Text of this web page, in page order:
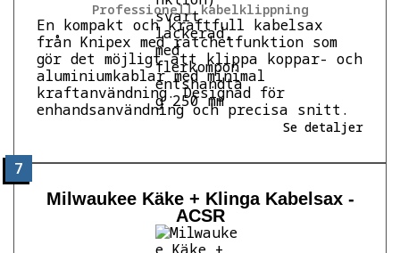
Professionell kabelklippning
En kompakt och kraftfull kabelsax
från Knipex med ratchetfunktion som
gör det möjligt att klippa koppar- och
aluminiumkablar med minimal
kraftanvändning. Designad för
enhandsanvändning och precisa snitt.
Se detaljer
7
Milwaukee Käke + Klinga Kabelsax -
ACSR